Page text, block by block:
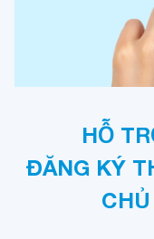
HỖ
ĐĂNG KÝ